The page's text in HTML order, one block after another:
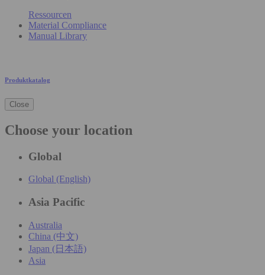
Ressourcen
Material Compliance
Manual Library
Produktkatalog
Close
Choose your location
Global
Global (English)
Asia Pacific
Australia
China (中文)
Japan (日本語)
Asia